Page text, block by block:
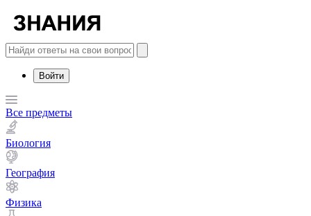
Войти
Все предметы
Биология
География
Физика